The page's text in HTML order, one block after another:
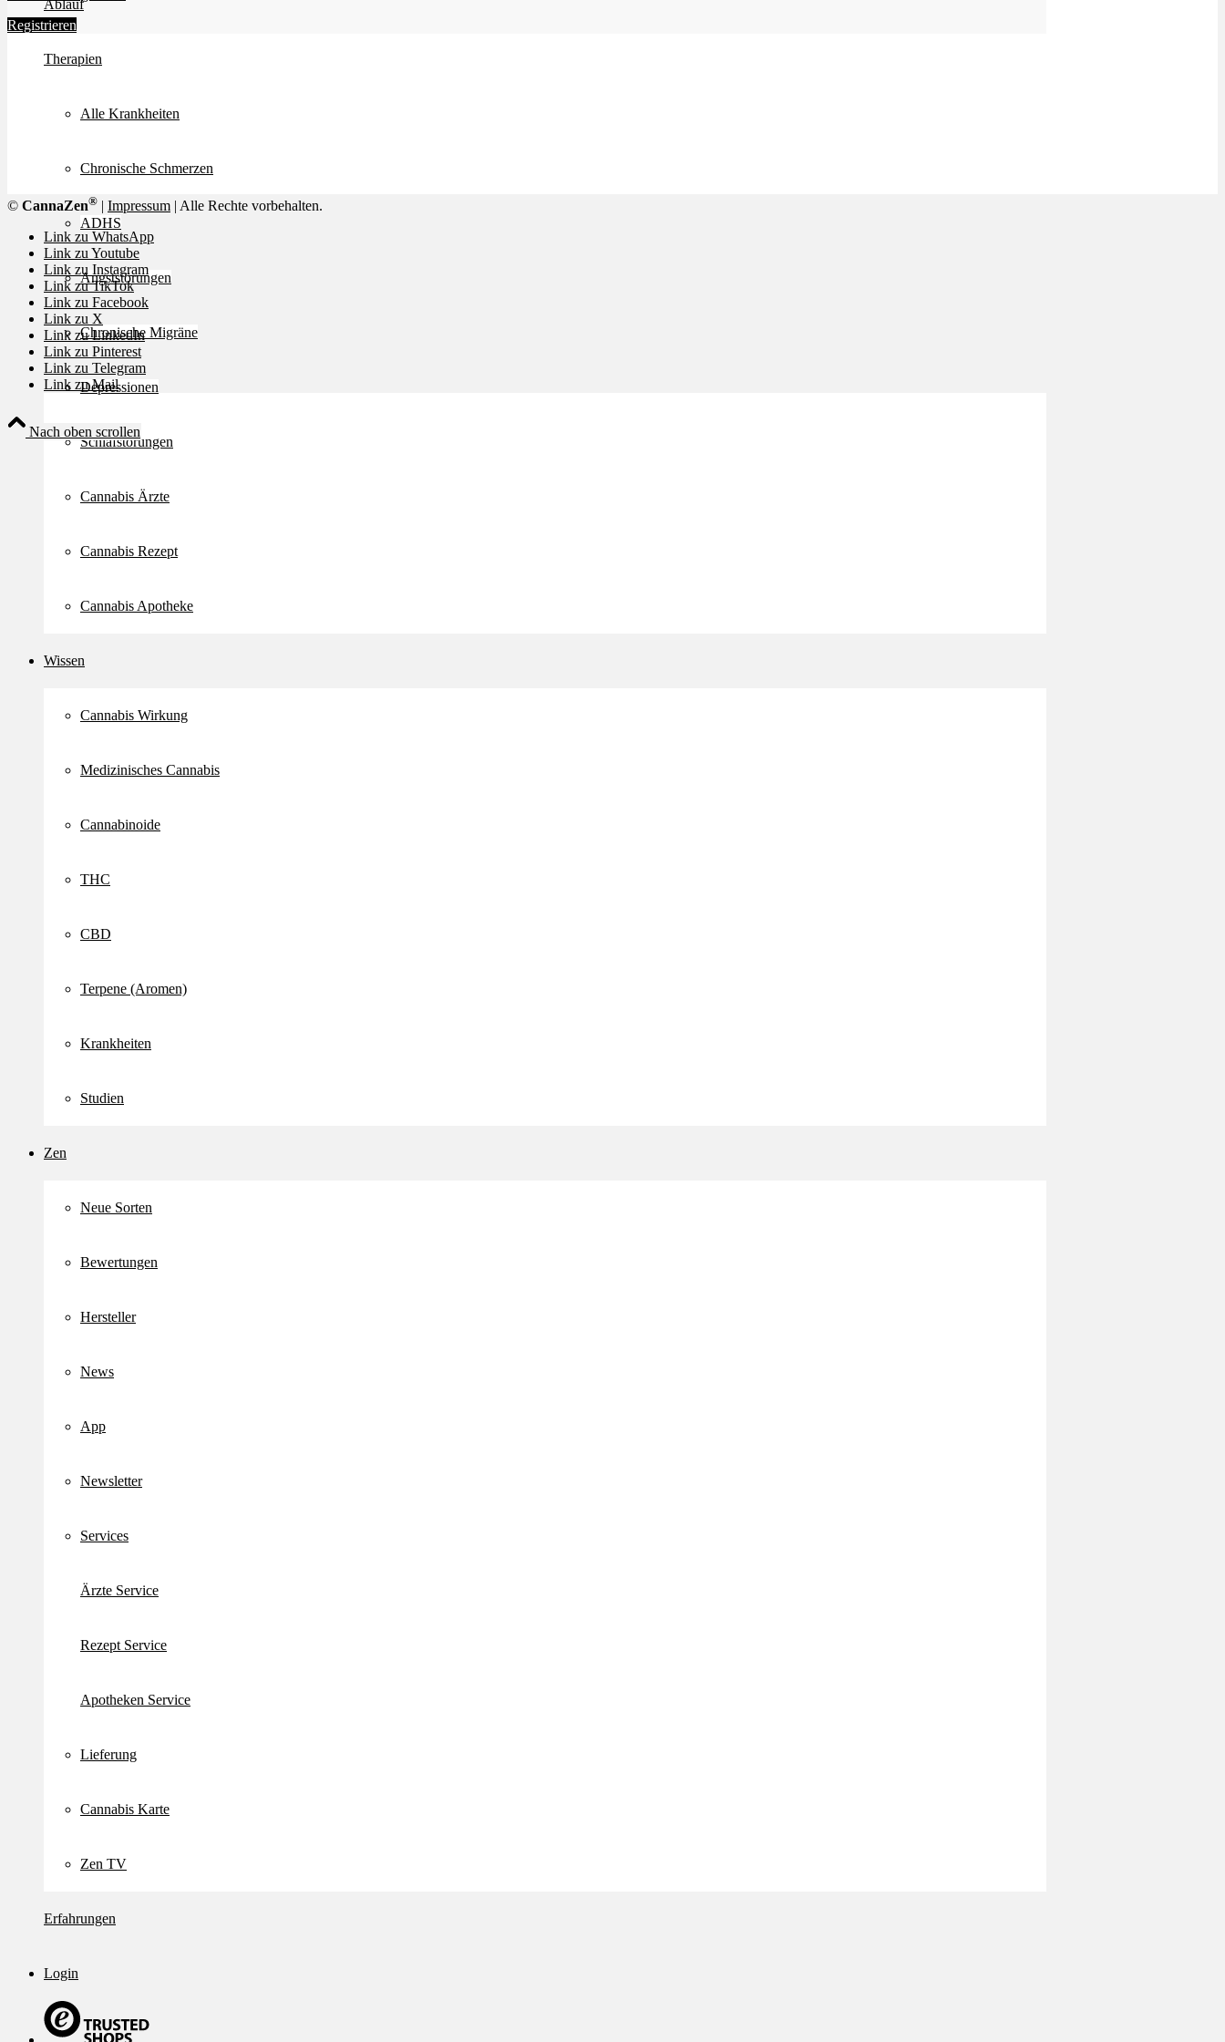
Ablauf
Therapien
Alle Krankheiten
Chronische Schmerzen
ADHS
Angststörungen
Chronische Migräne
Depressionen
Schlafstörungen
Cannabis Ärzte
Cannabis Rezept
Cannabis Apotheke
Wissen
Cannabis Wirkung
Medizinisches Cannabis
Cannabinoide
THC
CBD
Terpene (Aromen)
Krankheiten
Studien
Zen
Neue Sorten
Bewertungen
Hersteller
News
App
Newsletter
Services
Ärzte Service
Rezept Service
Apotheken Service
Lieferung
Cannabis Karte
Zen TV
Erfahrungen
Login
Registrieren
© CannaZen® | Impressum | Alle Rechte vorbehalten.
Link zu WhatsApp
Link zu Youtube
Link zu Instagram
Link zu TikTok
Link zu Facebook
Link zu X
Link zu LinkedIn
Link zu Pinterest
Link zu Telegram
Link zu Mail
Nach oben scrollen